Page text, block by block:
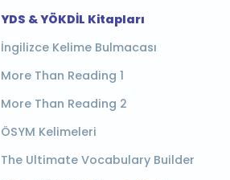
YDS & YÖKDİL Kitapları
İngilizce Kelime Bulmacası
More Than Reading 1
More Than Reading 2
ÖSYM Kelimeleri
The Ultimate Vocabulary Builder